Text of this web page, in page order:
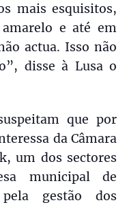
mais esquisitos,
e até em
actua. Isso não
disse à Lusa o
que por
da Câmara
um dos sectores
municipal de
pela gestão dos